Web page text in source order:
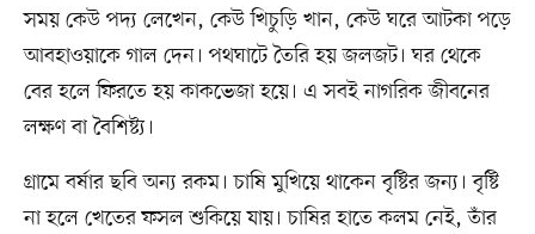
সময় কেউ পদ্য লেখেন, কেউ খিচুড়ি খান, কেউ ঘরে আটকা পড়ে
আবহাওয়াকে গাল দেন। পথঘাটে তৈরি হয় জলজট। ঘর থেকে
বের হলে ফিরতে হয় কাকভেজা হয়ে। এ সবই নাগরিক জীবনের
লক্ষণ বা বৈশিষ্ট্য।
গ্রামে বর্ষার ছবি অন্য রকম। চাষি মুখিয়ে থাকেন বৃষ্টির জন্য। বৃষ্টি
না হলে খেতের ফসল শুকিয়ে যায়। চাষির হাতে কলম নেই, তাঁর